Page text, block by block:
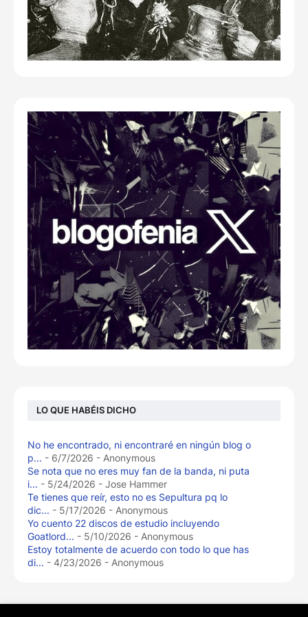
LO QUE HABÉIS DICHO
No he encontrado, ni encontraré en ningún blog o
p... - 6/7/2026 - Anonymous
Se nota que no eres muy fan de la banda, ni puta
i... - 5/24/2026 - Jose Hammer
Te tienes que reír, esto no es Sepultura pq lo
dic... - 5/17/2026 - Anonymous
Yo cuento 22 discos de estudio incluyendo
Goatlord... - 5/10/2026 - Anonymous
Estoy totalmente de acuerdo con todo lo que has
di... - 4/23/2026 - Anonymous